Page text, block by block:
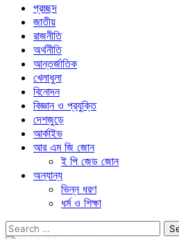
প্রচ্ছদ
জাতীয়
রাজনীতি
অর্থনীতি
আন্তর্জাতিক
খেলাধুলা
বিনোদন
বিজ্ঞান ও প্রযুক্তি
দেশজুড়ে
আর্কাইভ
আর এম জি জোন
ই পি জেড জোন
অন্যান্য
ভিন্ন ধরণ
ধর্ম ও শিক্ষা
Search